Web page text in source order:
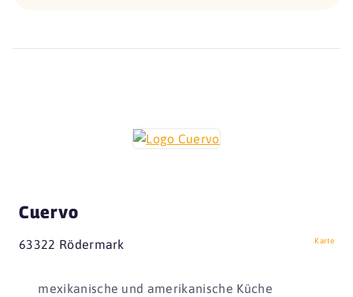
Cuervo
63322 Rödermark Karte
mexikanische und amerikanische Küche